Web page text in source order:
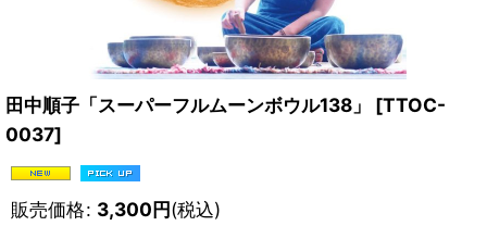
田中順子「スーパーフルムーンボウル138」 [TTOC-
0037]
販売価格: 3,300円(税込)